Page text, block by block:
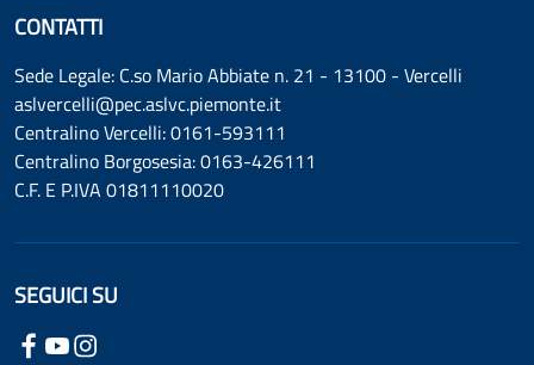
CONTATTI
Sede Legale: C.so Mario Abbiate n. 21 - 13100 - Vercelli
aslvercelli@pec.aslvc.piemonte.it
Centralino Vercelli: 0161-593111
Centralino Borgosesia: 0163-426111
C.F. E P.IVA 01811110020
SEGUICI SU